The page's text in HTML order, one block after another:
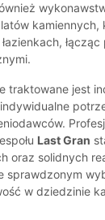
kamiennych,
traktowane jest
Last Gran
oraz solidnych
sprawdzonym
w dziedzinie